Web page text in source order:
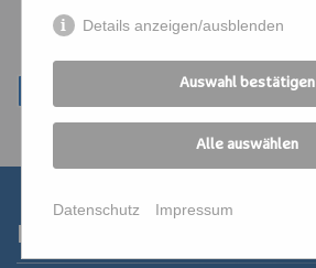
Details anzeigen/ausblenden
Auswahl bestätigen
Alle auswählen
Datenschutz Impressum